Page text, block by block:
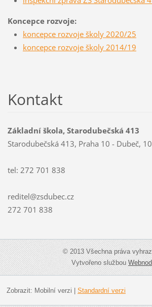
Koncepce rozvoje:
koncepce rozvoje školy 2020/25
koncepce rozvoje školy 2014/19
Kontakt
Základní škola, Starodubečská 413
Starodubečská 413, Praha 10 - Dubeč,
tel: 272 701 838
reditel@zsdubec.cz
272 701 838
© 2013 Všechna práva
Vytvořeno službou
Zobrazit: Mobilní verzi Standardní verzi